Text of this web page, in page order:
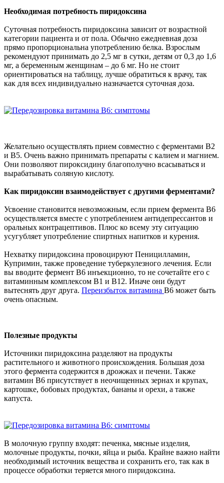
Необходимая потребность пиридоксина
Суточная потребность пиридоксина зависит от возрастной
категории пациента и от пола. Обычно ежедневная доза
прямо пропорциональна употреблению белка. Взрослым
рекомендуют принимать до 2,5 мг в сутки, детям от 0,3 до 1,6
мг, а беременным женщинам – до 6 мг. Но не стоит
ориентироваться на таблицу, лучше обратиться к врачу, так
как для всех индивидуально назначается суточная доза.
Желательно осуществлять прием совместно с ферментами В2
и В5. Очень важно принимать препараты с калием и магнием.
Они позволяют пироксидину благополучно всасываться и
вырабатывать соляную кислоту.
Как пиридоксин взаимодействует с другими ферментами?
Усвоение становится невозможным, если прием фермента В6
осуществляется вместе с употреблением антидепрессантов и
оральных контрацептивов. Плюс ко всему эту ситуацию
усугубляет употребление спиртных напитков и курения.
Нехватку пиридоксина провоцируют Пеницилламин,
Купримин, также проведение туберкулезного лечения. Если
вы вводите фермент В6 инъекционно, то не сочетайте его с
витаминным комплексом В1 и В12. Иначе они будут
вытеснять друг друга. Переизбыток витамина В6 может быть
очень опасным.
Полезные продукты
Источники пиридоксина разделяют на продукты
растительного и животного происхождения. Большая доза
этого фермента содержится в дрожжах и печени. Также
витамин В6 присутствует в неочищенных зернах и крупах,
картошке, бобовых продуктах, бананы и орехи, а также
капуста.
В молочную группу входят: печенка, мясные изделия,
молочные продукты, почки, яйца и рыба. Крайне важно найти
необходимый источник вещества и сохранить его, так как в
процессе обработки теряется много пиридоксина.